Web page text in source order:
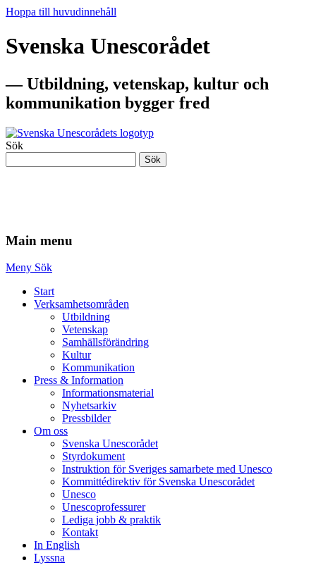
Hoppa till huvudinnehåll
Svenska Unescorådet
— Utbildning, vetenskap, kultur och
kommunikation bygger fred
Sök
Sök
Main menu
Meny Sök
Start
Verksamhetsområden
Utbildning
Vetenskap
Samhällsförändring
Kultur
Kommunikation
Press & Information
Informationsmaterial
Nyhetsarkiv
Pressbilder
Om oss
Svenska Unescorådet
Styrdokument
Instruktion för Sveriges samarbete med Unesco
Kommittédirektiv för Svenska Unescorådet
Unesco
Unescoprofessurer
Lediga jobb & praktik
Kontakt
In English
Lyssna